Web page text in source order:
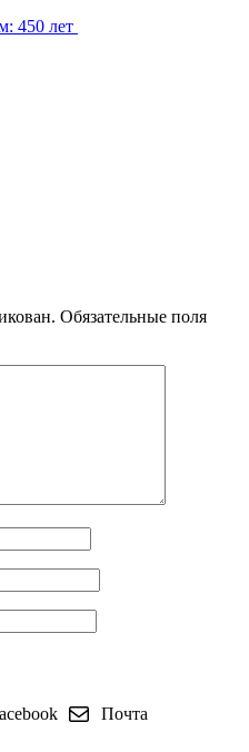
450 лет
Обязательные поля
Почта